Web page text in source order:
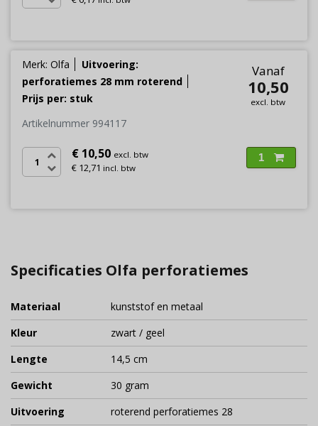
Merk: Olfa
Uitvoering:
perforatiemes 28 mm roterend
Prijs per: stuk
Vanaf
10,50
excl. btw
Artikelnummer 994117
€ 10,50 excl. btw
€ 12,71 incl. btw
1
Specificaties Olfa perforatiemes
Materiaal
kunststof en metaal
Kleur
zwart / geel
Lengte
14,5 cm
Gewicht
30 gram
Uitvoering
roterend perforatiemes 28